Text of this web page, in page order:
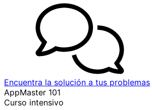
Encuentra la solución a tus problemas
AppMaster 101
Curso intensivo